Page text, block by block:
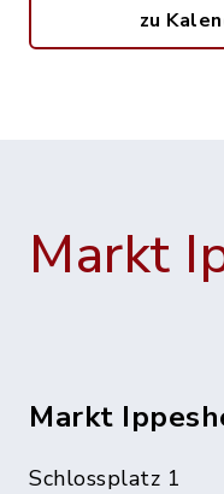
zu
Markt
Markt
Schlossplatz 1